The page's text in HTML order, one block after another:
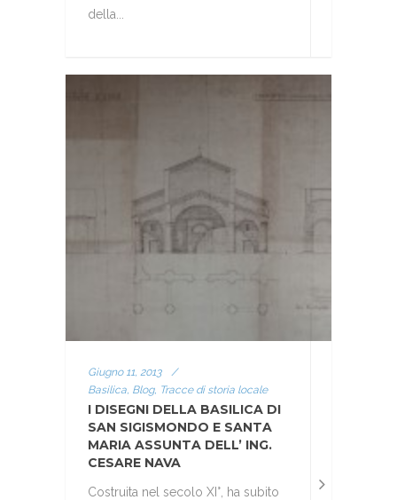
della...
Giugno 11, 2013
/
Basilica, Blog, Tracce di storia locale
I DISEGNI DELLA BASILICA DI
SAN SIGISMONDO E SANTA
MARIA ASSUNTA DELL’ ING.
CESARE NAVA
Costruita nel secolo XI°, ha subito